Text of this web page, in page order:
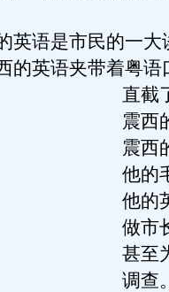
语是市民的一大
的英语夹带着粤语
直截
震西
震西
他的
他的
做市
甚至
调查